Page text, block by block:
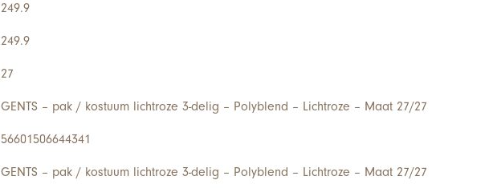
249.9
249.9
27
GENTS – pak / kostuum lichtroze 3-delig – Polyblend – Lichtroze – Maat 27/27
56601506644341
GENTS – pak / kostuum lichtroze 3-delig – Polyblend – Lichtroze – Maat 27/27